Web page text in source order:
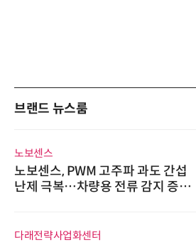
브랜드 뉴스룸
노보센스
노보센스, PWM 고주파 과도 간섭
난제 극복…차량용 전류 감지 증폭
다래전략사업화센터